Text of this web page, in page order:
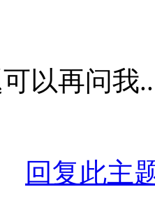
以再问我
回复此主